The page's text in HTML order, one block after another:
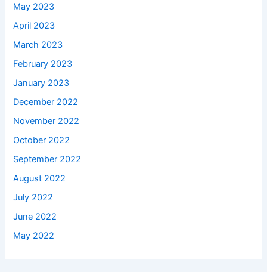
May 2023
April 2023
March 2023
February 2023
January 2023
December 2022
November 2022
October 2022
September 2022
August 2022
July 2022
June 2022
May 2022